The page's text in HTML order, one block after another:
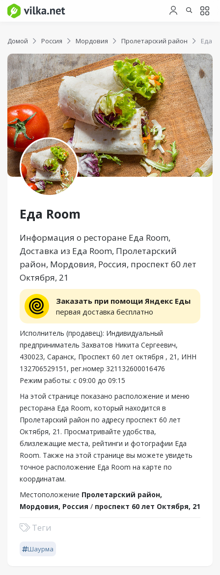
Домой Россия Мордовия Пролетарский район Еда
Еда Room
Информация о ресторане Еда Room,
Доставка из Еда Room, Пролетарский
район, Мордовия, Россия, проспект 60 лет
Октября, 21
Заказать при помощи Яндекс Еды
первая доставка бесплатно
Исполнитель (продавец): Индивидуальный
предприниматель Захватов Никита Сергеевич,
430023, Саранск, Проспект 60 лет октября , 21, ИНН
132706529151, рег.номер 321132600016476
Режим работы: с 09:00 до 09:15
На этой странице показано расположение и меню
ресторана Еда Room, который находится в
Пролетарский район по адресу проспект 60 лет
Октября, 21. Просматривайте удобства,
близлежащие места, рейтинги и фотографии Еда
Room. Также на этой странице вы можете увидеть
точное расположение Еда Room на карте по
координатам.
Местоположение Пролетарский район,
Мордовия, Россия / проспект 60 лет Октября, 21
Теги
Шаурма